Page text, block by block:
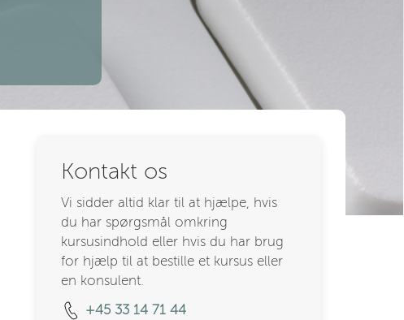
Kontakt os
Vi sidder altid klar til at hjælpe, hvis
du har spørgsmål omkring
kursusindhold eller hvis du har brug
for hjælp til at bestille et kursus eller
en konsulent.
+45 33 14 71 44